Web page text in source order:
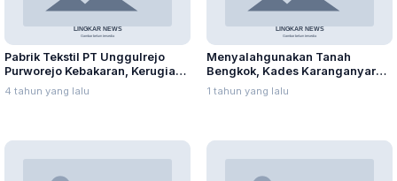
Pabrik Tekstil PT Unggulrejo
Purworejo Kebakaran, Kerugian
Capai Puluhan Juta Rupiah
4 tahun yang lalu
Menyalahgunakan Tanah
Bengkok, Kades Karanganyar
Ditangkap Kejari
1 tahun yang lalu